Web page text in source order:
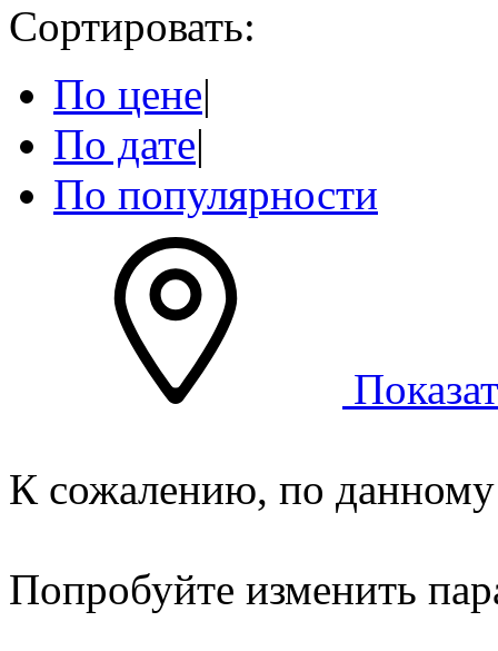
Сортировать:
По цене|
По дате|
По популярности
К сожалению, по данному
Попробуйте изменить